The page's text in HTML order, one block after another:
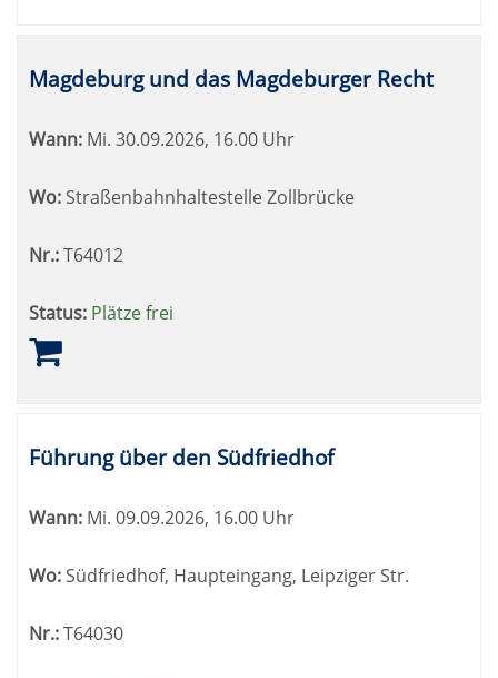
Magdeburg und das Magdeburger Recht
Wann: Mi. 30.09.2026, 16.00 Uhr
Wo: Straßenbahnhaltestelle Zollbrücke
Nr.:T64012
Status: Plätze frei
Führung über den Südfriedhof
Wann: Mi. 09.09.2026, 16.00 Uhr
Wo:Südfriedhof, Haupteingang, Leipziger Str.
Nr.:T64030